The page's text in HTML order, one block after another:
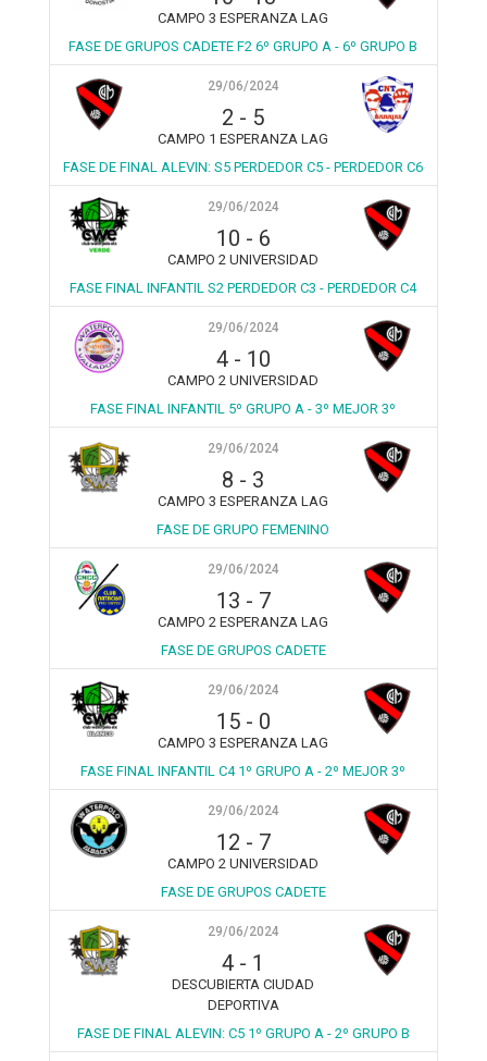
CAMPO 3 ESPERANZA LAG
FASE DE GRUPOS CADETE F2 6º GRUPO A - 6º GRUPO B
29/06/2024
2 - 5
CAMPO 1 ESPERANZA LAG
FASE DE FINAL ALEVIN: S5 PERDEDOR C5 - PERDEDOR C6
29/06/2024
10 - 6
CAMPO 2 UNIVERSIDAD
FASE FINAL INFANTIL S2 PERDEDOR C3 - PERDEDOR C4
29/06/2024
4- 10
CAMPO 2 UNIVERSIDAD
FASE FINAL INFANTIL 5º GRUPO A - 3º MEJOR 3º
29/06/2024
8 - 3
CAMPO 3 ESPERANZA LAG
FASE DE GRUPO FEMENINO
29/06/2024
13 - 7
CAMPO 2 ESPERANZA LAG
FASE DE GRUPOS CADETE
29/06/2024
15- 0
CAMPO 3 ESPERANZA LAG
FASE FINAL INFANTIL C4 1º GRUPO A - 2º MEJOR 3º
29/06/2024
12 - 7
CAMPO 2 UNIVERSIDAD
FASE DE GRUPOS CADETE
29/06/2024
4 - 1
DESCUBIERTA CIUDAD
DEPORTIVA
FASE DE FINAL ALEVIN: C5 1º GRUPO A - 2º GRUPO B